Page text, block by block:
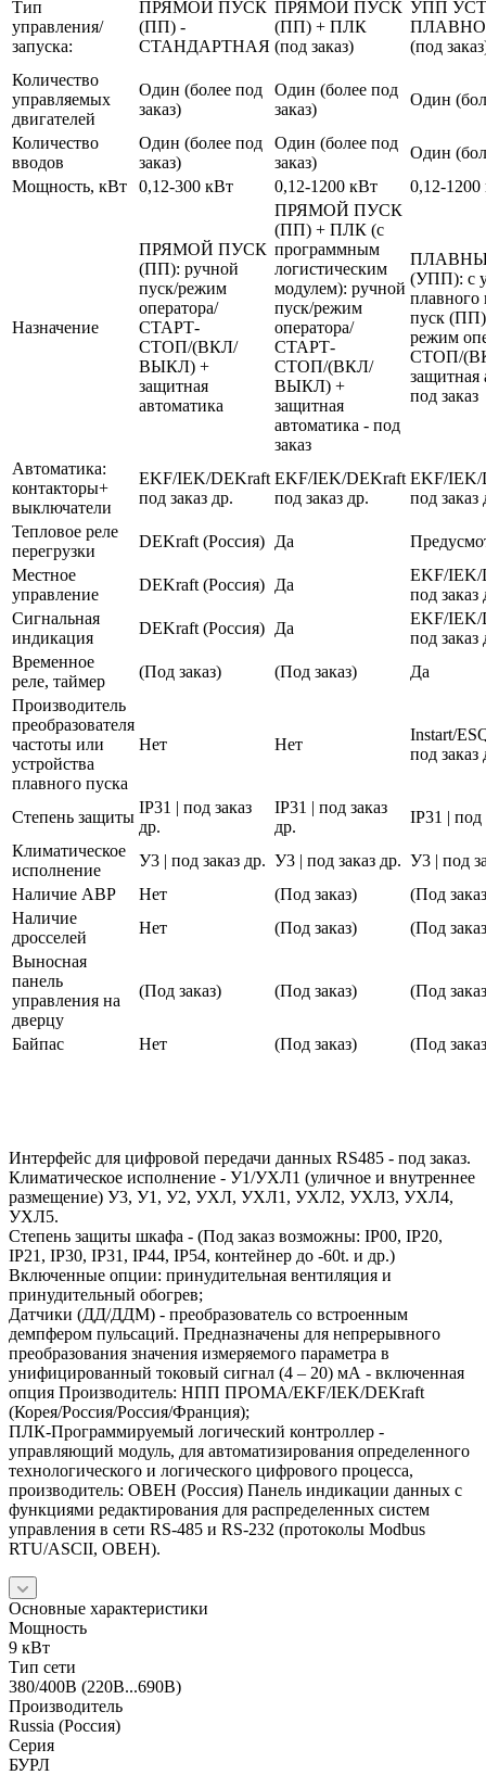
Тип
управления/
запуска:
ПРЯМОЙ ПУСК
(ПП) -
СТАНДАРТНАЯ
ПРЯМОЙ ПУСК
(ПП) + ПЛК
(под заказ)
УПП
(под
Количество
управляемых
двигателей
Один (более под
заказ)
Один (более под
заказ)
Один
Количество
вводов
Один (более под
заказ)
Один (более под
заказ)
Один
Мощность, кВт
0,12-300 кВт 0,12-1200 кВт 0,12-1200
Назначение
ПРЯМОЙ ПУСК
(ПП): ручной
пуск/режим
оператора/
СТАРТ-
СТОП/(ВКЛ/
ВЫКЛ) +
защитная
автоматика
ПРЯМОЙ ПУСК
(ПП) + ПЛК (с
программным
логистическим
модулем): ручной
пуск/режим
оператора/
СТАРТ-
СТОП/(ВКЛ/
ВЫКЛ) +
защитная
автоматика - под
заказ
(УПП): с
плавного
пуск
режим
СТОП/
защитная
под заказ
Автоматика:
контакторы+
выключатели
EKF/IEK/DEKraft
под заказ др.
EKF/IEK/DEKraft
под заказ др.
EKF/IEK/
под заказ
Тепловое реле
перегрузки
DEKraft (Россия) Да
Местное
управление
DEKraft (Россия) Да
EKF/IEK/
под заказ
Сигнальная
индикация
DEKraft (Россия) Да
EKF/IEK/
под заказ
Временное
реле, таймер
(Под заказ) (Под заказ)
Да
Производитель
преобразователя
частоты или
устройства
плавного пуска
Нет Нет
Instart/
под заказ
Степень защиты
IP31 | под заказ
др.
IP31 | под заказ
др.
IP31 | под
Климатическое
исполнение
У3 | под заказ др. У3 | под заказ др. У3 | под
Наличие АВР
Нет (Под заказ)
(Под
Наличие
дросселей
Нет (Под заказ)
(Под
Выносная
панель
управления на
дверцу
(Под заказ) (Под заказ) (Под
Байпас Нет (Под заказ) (Под
Интерфейс для цифровой передачи данных RS485 - под заказ.
Климатическое исполнение - У1/УХЛ1 (уличное и внутреннее
размещение) У3, У1, У2, УХЛ, УХЛ1, УХЛ2, УХЛ3, УХЛ4,
УХЛ5.
Степень защиты шкафа - (Под заказ возможны: IP00, IP20,
IP21, IP30, IP31, IP44, IP54, контейнер до -60t. и др.)
Включенные опции: принудительная вентиляция и
принудительный обогрев;
Датчики (ДД/ДДМ) - преобразователь со встроенным
демпфером пульсаций. Предназначены для непрерывного
преобразования значения измеряемого параметра в
унифицированный токовый сигнал (4 – 20) мА - включенная
опция Производитель: НПП ПРОМА/EKF/IEK/DEKraft
(Корея/Россия/Россия/Франция);
ПЛК-Программируемый логический контроллер -
управляющий модуль, для автоматизирования определенного
технологического и логического цифрового процесса,
производитель: ОВЕН (Россия) Панель индикации данных с
функциями редактирования для распределенных систем
управления в сети RS-485 и RS-232 (протоколы Modbus
RTU/ASCII, ОВЕН).
Основные характеристики
Мощность
9 кВт
Тип сети
380/400В (220В...690В)
Производитель
Russia (Россия)
Серия
БУРЛ